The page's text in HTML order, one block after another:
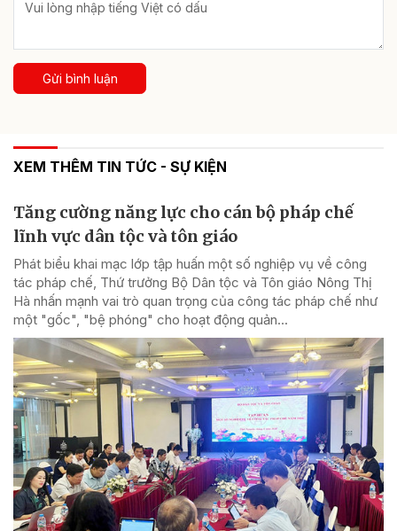
Gửi bình luận
XEM THÊM TIN TỨC - SỰ KIỆN
Tăng cường năng lực cho cán bộ pháp chế
lĩnh vực dân tộc và tôn giáo
Phát biểu khai mạc lớp tập huấn một số nghiệp vụ về công
tác pháp chế, Thứ trưởng Bộ Dân tộc và Tôn giáo Nông Thị
Hà nhấn mạnh vai trò quan trọng của công tác pháp chế như
một "gốc", "bệ phóng" cho hoạt động quản...